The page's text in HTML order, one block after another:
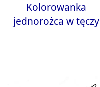
Kolorowanka
jednorożca w tęczy